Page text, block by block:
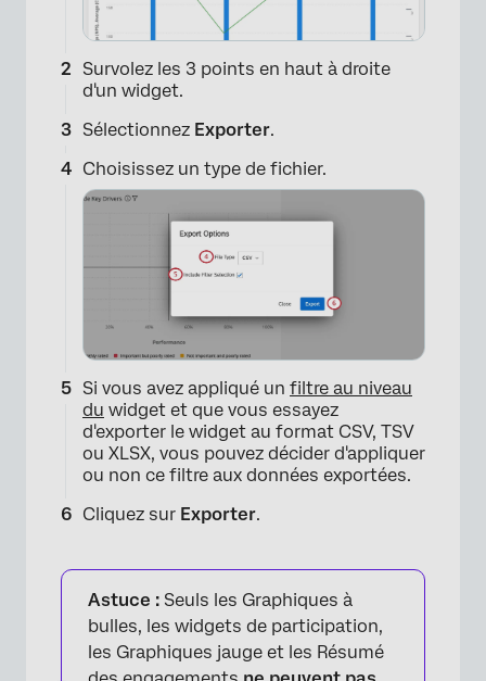
Survolez les 3 points en haut à droite
d'un widget.
Sélectionnez Exporter.
Choisissez un type de fichier.
Si vous avez appliqué un filtre au niveau
du widget et que vous essayez
d'exporter le widget au format CSV, TSV
ou XLSX, vous pouvez décider d'appliquer
ou non ce filtre aux données exportées.
Cliquez sur Exporter.
Astuce : Seuls les Graphiques à
bulles, les widgets de participation,
les Graphiques jauge et les Résumé